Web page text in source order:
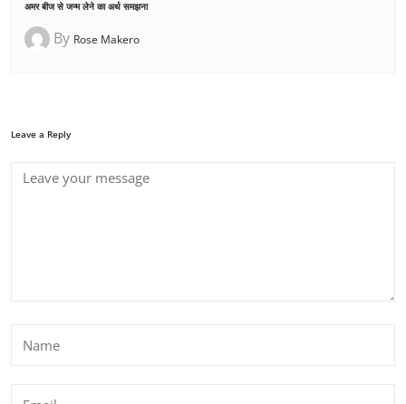
अमर बीज से जन्म लेने का अर्थ समझना
By Rose Makero
Leave a Reply